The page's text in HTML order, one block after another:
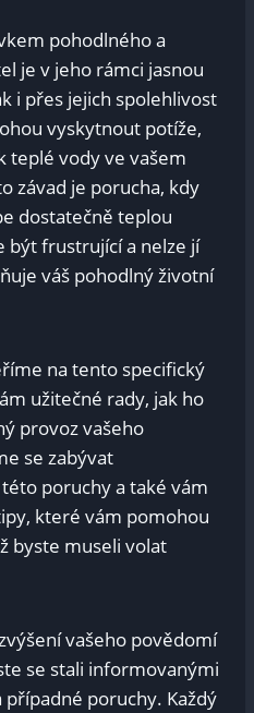
pohodlného a
je v jeho rámci jasnou
i přes jejich spolehlivost
vyskytnout potíže,
teplé vody ve vašem
závad je porucha, kdy
dostatečně teplou
být frustrující a nelze jí
váš pohodlný životní
na tento specifický
užitečné rady, jak ho
provoz vašeho
se zabývat
poruchy a také vám
které vám pomohou
byste museli volat
vašeho povědomí
se stali informovanými
poruchy. Každý